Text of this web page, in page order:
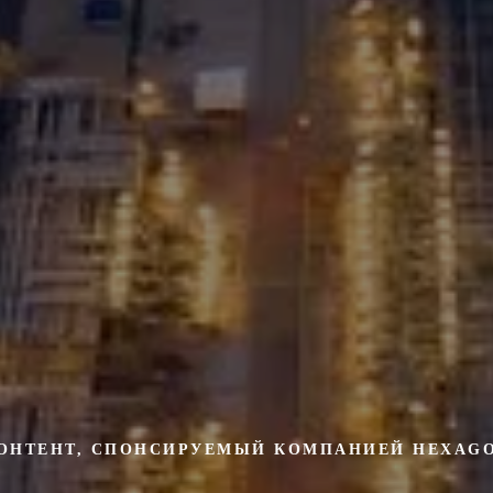
СПОНСИРУЕМЫЙ КОМПАНИЕЙ